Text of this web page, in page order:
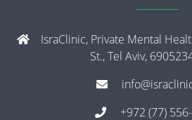
IsraClinic, Private Mental
St., Tel Aviv,
+972 (77)